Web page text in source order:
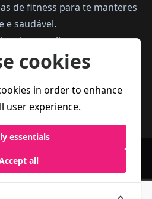
de fitness para te manteres
e saudável.
joga melhor.
de
cookies
in order to enhance
user experience.
essentials
all